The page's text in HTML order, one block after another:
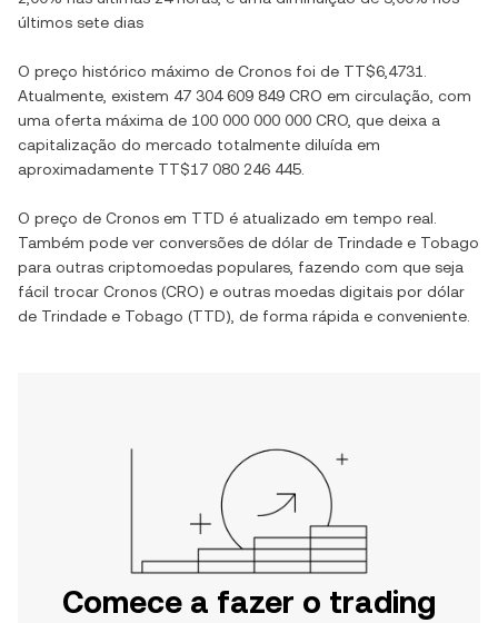
últimos sete dias
O preço histórico máximo de Cronos foi de TT$6,4731
Atualmente, existem 47 304 609 849 CRO em circulação, com
uma oferta máxima de 100 000 000 000 CRO , que deixa a
capitalização do mercado totalmente diluída em
aproximadamente TT$17 080 246 445
O preço de Cronos em TTD é atualizado em tempo real.
Também pode ver conversões de dólar de Trindade e Tobago
para outras criptomoedas populares, fazendo com que seja
fácil trocar Cronos (CRO) e outras moedas digitais por dólar
de Trindade e Tobago (TTD), de forma rápida e conveniente.
Comece a fazer o trading